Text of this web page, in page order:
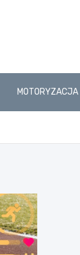
MOTORYZACJA